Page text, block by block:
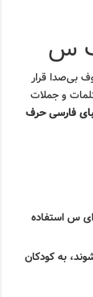
س
بی‌صدا قرار
و جملات
فارسی حرف
ساستفاده
به کودکان